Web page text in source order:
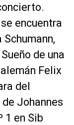
encuentra
Schumann,
de una
Felix
del
Johannes
1 en Sib